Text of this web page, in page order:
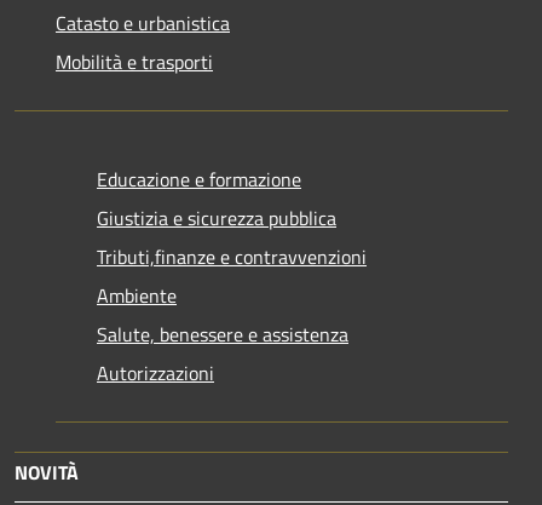
Catasto e urbanistica
Mobilità e trasporti
Educazione e formazione
Giustizia e sicurezza pubblica
Tributi,finanze e contravvenzioni
Ambiente
Salute, benessere e assistenza
Autorizzazioni
NOVITÀ